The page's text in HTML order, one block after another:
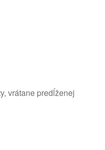
vrátane predĺženej